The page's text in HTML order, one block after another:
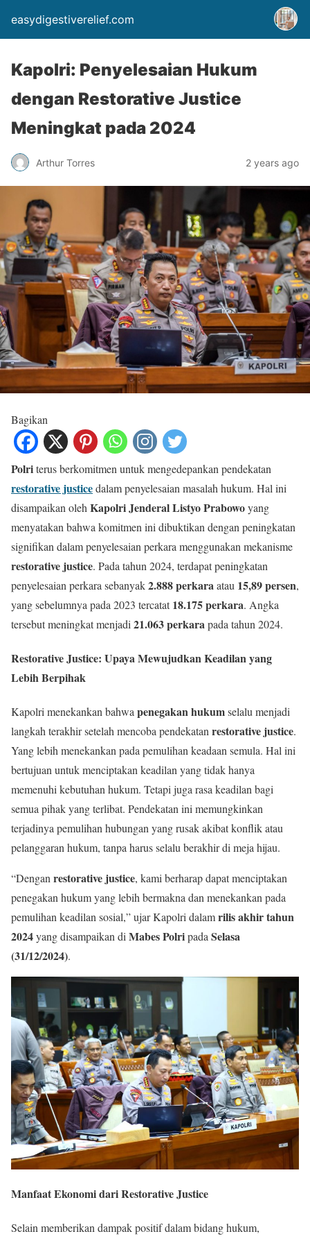
easydigestiverelief.com
Kapolri: Penyelesaian Hukum
dengan Restorative Justice
Meningkat pada 2024
Arthur Torres 2 years ago
Bagikan
Polriterus berkomitmen untuk mengedepankan pendekatan
restorative justicedalam penyelesaian masalah hukum. Hal ini
disampaikan oleh Kapolri Jenderal Listyo Prabowoyang
menyatakan bahwa komitmen ini dibuktikan dengan peningkatan
signifikan dalam penyelesaian perkara menggunakan mekanisme
restorative justice. Pada tahun 2024, terdapat peningkatan
penyelesaian perkara sebanyak2.888 perkaraatau 15,89 persen,
yang sebelumnya pada 2023 tercatat18.175 perkara. Angka
tersebut meningkat menjadi 21.063 perkarapada tahun 2024.
Restorative Justice: Upaya Mewujudkan Keadilan yang
Lebih Berpihak
Kapolri menekankan bahwapenegakan hukumselalu menjadi
langkah terakhir setelah mencoba pendekatanrestorative justice.
Yang lebih menekankan pada pemulihan keadaan semula. Hal ini
bertujuan untuk menciptakan keadilan yang tidak hanya
memenuhi kebutuhan hukum. Tetapi juga rasa keadilan bagi
semua pihak yang terlibat. Pendekatan ini memungkinkan
terjadinya pemulihan hubungan yang rusak akibat konflik atau
pelanggaran hukum, tanpa harus selalu berakhir di meja hijau.
“Denganrestorative justice, kami berharap dapat menciptakan
penegakan hukum yang lebih bermakna dan menekankan pada
pemulihan keadilan sosial,” ujar Kapolri dalamrilis akhir tahun
2024yang disampaikan diMabes PolripadaSelasa
(31/12/2024).
Manfaat Ekonomi dari Restorative Justice
Selain memberikan dampak positif dalam bidang hukum,